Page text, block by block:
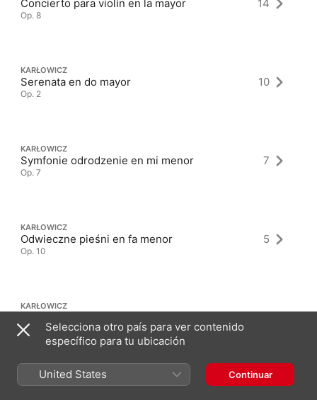
Concierto para violín en la mayor
Op. 8
14
KARŁOWICZ
Serenata en do mayor
Op. 2
10
KARŁOWICZ
Symfonie odrodzenie en mi menor
Op. 7
7
KARŁOWICZ
Odwieczne pieśni en fa menor
Op. 10
5
KARŁOWICZ
Op. 3
Selecciona otro país para ver contenido
específico para tu ubicación
United States Continuar